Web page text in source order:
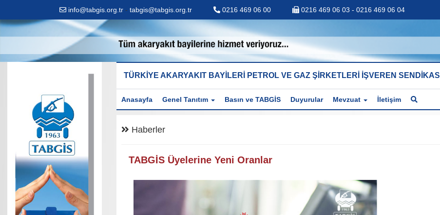
info@tabgis.org.tr - tabgis@tabgis.org.tr 0216 469 06 00 0216 469 06 03 - 0216 469 06 04
TÜRKİYE AKARYAKIT BAYİLERİ PETROL VE GAZ ŞİRKETLERİ İŞVEREN SENDİKASI
Anasayfa Genel Tanıtım Basın ve TABGİS Duyurular Mevzuat İletişim
Haberler
TABGİS Üyelerine Yeni Oranlar